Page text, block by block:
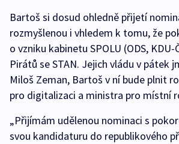
Bartoš si dosud ohledně přijetí
rozmyšlenou i vhledem k tomu, že
o vzniku kabinetu SPOLU (ODS, KDU-
Pirátů se STAN. Jejich vládu v pátek
Miloš Zeman, Bartoš v ní bude plnit
pro digitalizaci a ministra pro místní
„Přijímám udělenou nominaci s
svou kandidaturu do republikového